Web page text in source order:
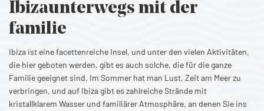
Ibizaunterwegs mit der
familie
Ibiza ist eine facettenreiche Insel, und unter den vielen Aktivitäten,
die hier geboten werden, gibt es auch solche, die für die ganze
Familie geeignet sind. Im Sommer hat man Lust, Zeit am Meer zu
verbringen, und auf Ibiza gibt es zahlreiche Strände mit
kristallklarem Wasser und familiärer Atmosphäre, an denen Sie ins